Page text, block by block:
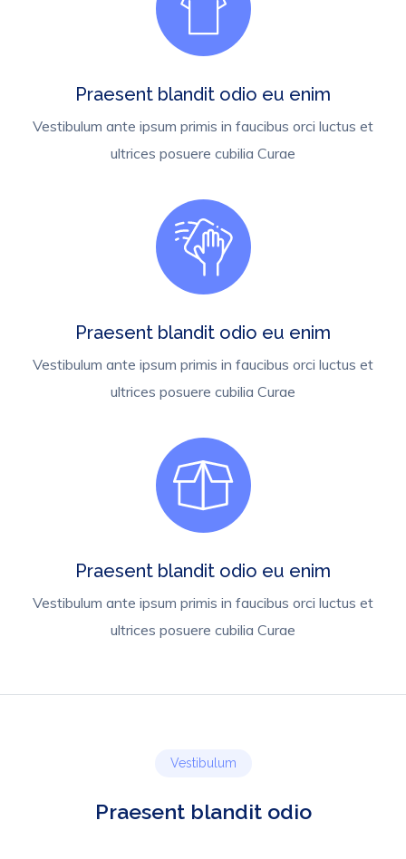
Praesent blandit odio eu enim
Vestibulum ante ipsum primis in faucibus orci luctus et
ultrices posuere cubilia Curae
Praesent blandit odio eu enim
Vestibulum ante ipsum primis in faucibus orci luctus et
ultrices posuere cubilia Curae
Praesent blandit odio eu enim
Vestibulum ante ipsum primis in faucibus orci luctus et
ultrices posuere cubilia Curae
Vestibulum
Praesent blandit odio